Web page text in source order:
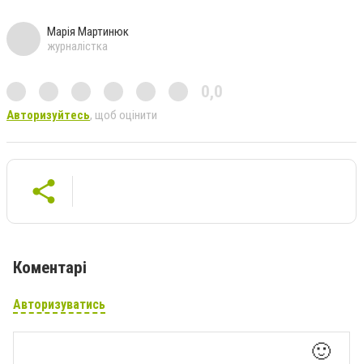
Марія Мартинюк
журналістка
0,0
Авторизуйтесь, щоб оцінити
Коментарі
Авторизуватись
🙂